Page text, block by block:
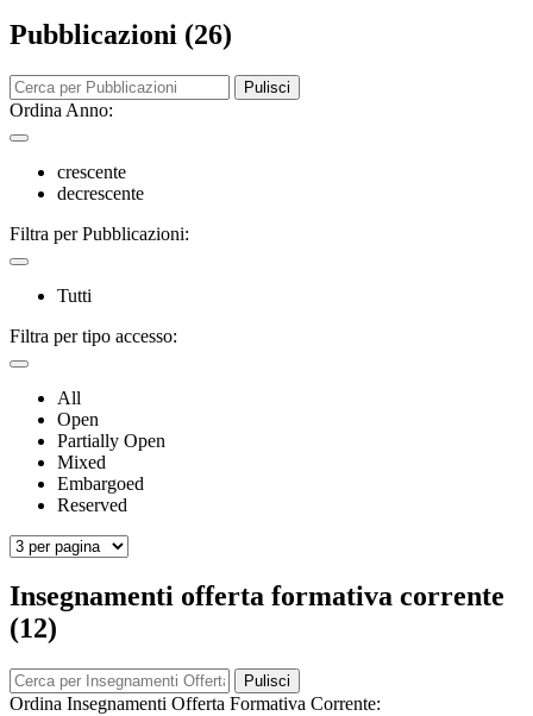
Pubblicazioni (26)
Pulisci
Ordina Anno:
crescente
decrescente
Filtra per Pubblicazioni:
Tutti
Filtra per tipo accesso:
All
Open
Partially Open
Mixed
Embargoed
Reserved
Insegnamenti offerta formativa corrente
(12)
Pulisci
Ordina Insegnamenti Offerta Formativa Corrente: